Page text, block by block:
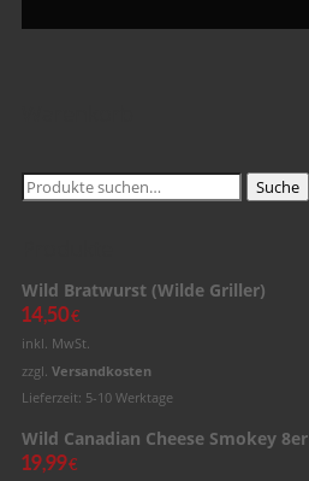
Suche
nach:
Suche
Wild Bratwurst (Wilde Griller)
14,50€
inkl. MwSt.
zzgl. Versandkosten
Lieferzeit: 5-10 Werktage
Wild Canadian Cheese Smokey 8er
19,99€